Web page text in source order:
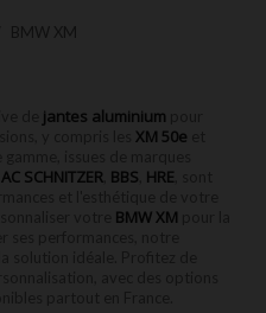
jantes aluminium
XM 50e
AC SCHNITZER BBS HRE
BMW XM